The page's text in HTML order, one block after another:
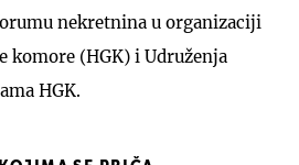
nekretnina u organizaciji
komore (HGK) i Udruženja
HGK.